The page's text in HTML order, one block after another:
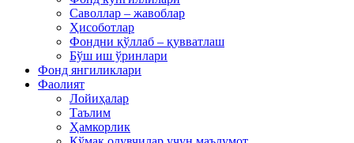
Саволлар – жавоблар
Ҳисоботлар
Фондни қўллаб – қувватлаш
Бўш иш ўринлари
Фонд янгиликлари
Фаолият
Лойиҳалар
Таълим
Ҳамкорлик